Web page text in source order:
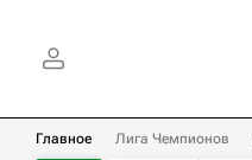
Главное Лига Чемпионов